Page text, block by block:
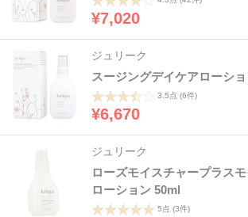
¥7,020
ジュリーク
スージングデイケアローシ
3.5点 (6件)
¥6,670
ジュリーク
ローズモイスチャープラス
ローション 50ml
5点 (3件)